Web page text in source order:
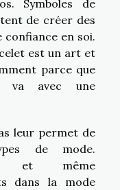
Symboles de
de créer des
en soi.
est un art et
parce que
va avec une
leur permet de
de mode.
et même
dans la mode